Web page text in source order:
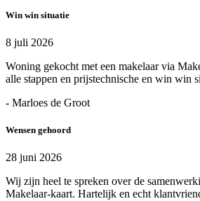
Win win situatie
8 juli 2026
Woning gekocht met een makelaar via
alle stappen en prijstechnische en win win
- Marloes de Groot
Wensen gehoord
28 juni 2026
Wij zijn heel te spreken over de
Makelaar-kaart. Hartelijk en echt